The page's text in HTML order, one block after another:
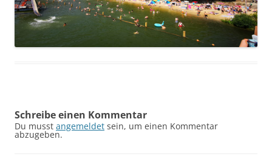
Schreibe einen Kommentar
Du musst angemeldet sein, um einen Kommentar
abzugeben.